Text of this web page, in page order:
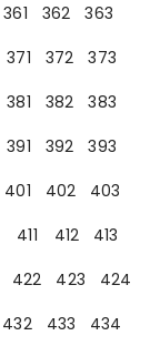
361 362
363
371 372
373
381 382
383
391 392
393
401 402
403
411 412
413
422 423
424
432 433
434